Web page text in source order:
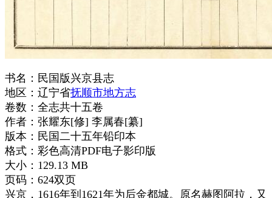
书名：民国版兴京县志
地区：辽宁省抚顺市地方志
卷数：全志共十五卷
作者：张耀东[修] 李属春[纂]
版本：民国二十五年铅印本
格式：彩色高清PDF电子影印版
大小：129.13 MB
页码：624双页
兴京，1616年到1621年为后金都城。原名赫图阿拉，又